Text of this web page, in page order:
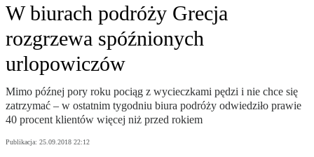
W biurach podróży Grecja
rozgrzewa spóźnionych
urlopowiczów
Mimo późnej pory roku pociąg z wycieczkami pędzi i nie chce się
zatrzymać – w ostatnim tygodniu biura podróży odwiedziło prawie
40 procent klientów więcej niż przed rokiem
Publikacja: 25.09.2018 22:12